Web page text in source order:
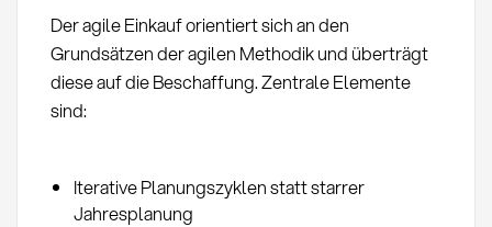
Der agile Einkauf orientiert sich an den
Grundsätzen der agilen Methodik und überträgt
diese auf die Beschaffung. Zentrale Elemente
sind:
Iterative Planungszyklen statt starrer
Jahresplanung